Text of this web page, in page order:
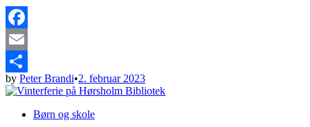
Facebook
Email
Share
by Peter Brandi•2. februar 2023
PostedBørn og skole